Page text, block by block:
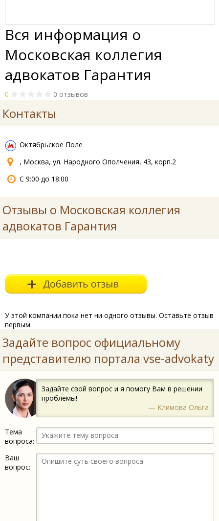
Вся информация о
Московская коллегия
адвокатов Гарантия
0 0 отзывов
Контакты
Октябрьское Поле
, Москва, ул. Народного Ополчения, 43, корп.2
С 9:00 до 18:00
Отзывы о Московская коллегия
адвокатов Гарантия
У этой компании пока нет ни одного отзывы. Оставьте отзыв
первым.
Задайте вопрос официальному
представителю портала vse-advokaty
Задайте свой вопрос и я помогу Вам в решении
проблемы!
— Климова Ольга
Тема
вопроса:
Ваш
вопрос: